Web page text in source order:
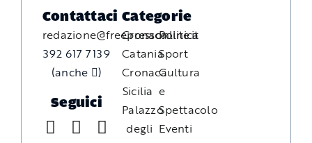
Contattaci
redazione@freepressonline.it
392 617 7139
(anche
)
Seguici
Categorie
Cronaca
Catania
Cronaca
Sicilia
Palazzo
degli
Politica
Sport
Cultura
e
Spettacolo
Eventi